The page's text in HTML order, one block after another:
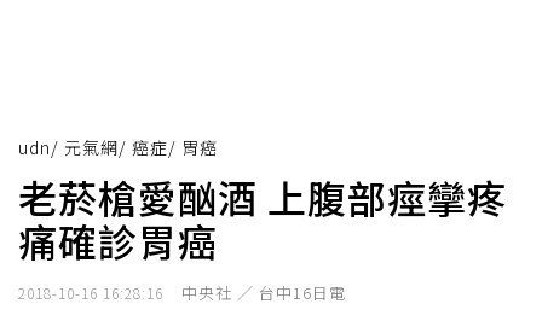
udn/ 元氣網/ 癌症/ 胃癌
老菸槍愛酗酒 上腹部痙攣疼
痛確診胃癌
2018-10-16 16:28:16 中央社 ／ 台中16日電